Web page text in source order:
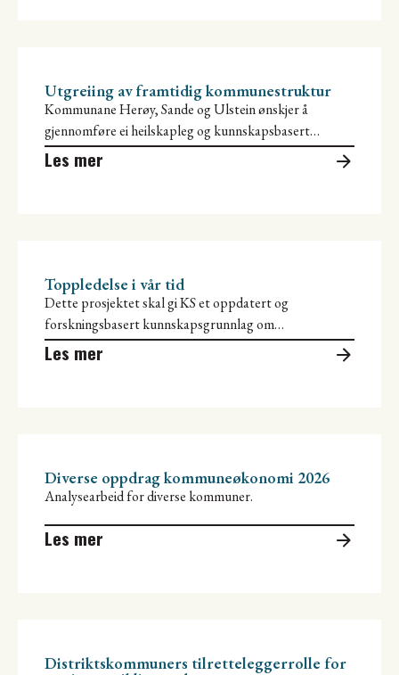
Utgreiing av framtidig kommunestruktur
Kommunane Herøy, Sande og Ulstein ønskjer å
gjennomføre ei heilskapleg og kunnskapsbasert
utgreiing av ein mogleg ny framtidig kommunestruktur.
Les mer
Toppledelse i vår tid
Dette prosjektet skal gi KS et oppdatert og
forskningsbasert kunnskapsgrunnlag om
kommunedirektørens rolle i en tid preget av
Les mer
Diverse oppdrag kommuneøkonomi 2026
Analysearbeid for diverse kommuner.
Les mer
Distriktskommuners tilretteleggerrolle for